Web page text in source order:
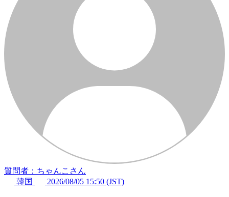
質問者：ちゃんこさん
韓国
2026/08/05 15:50 (JST)